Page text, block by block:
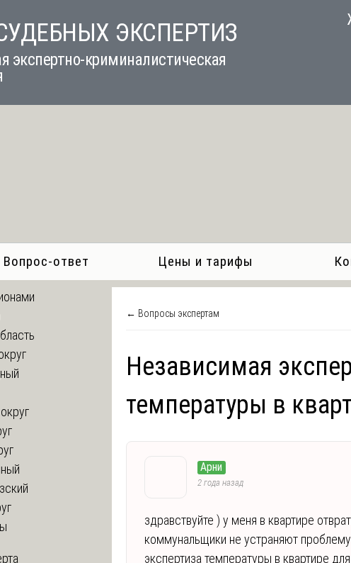
ЭКСПЕРТИЗ
экспертно-криминалистическая
Вопрос-ответ Цены и тарифы
← Вопросы экспертам
Независимая
температуры в
Арни
2 года назад
здравствуйте ) у меня в квартире
коммунальщики не устраняют
экспертиза температуры в квартире